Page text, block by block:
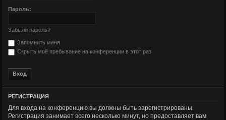
Пароль:
Забыли пароль?
Запомнить меня
Скрыть моё пребывание на конференции в этот раз
РЕГИСТРАЦИЯ
Для входа на конференцию вы должны быть зарегистрированы.
Регистрация занимает всего несколько минут, но предоставляет вам